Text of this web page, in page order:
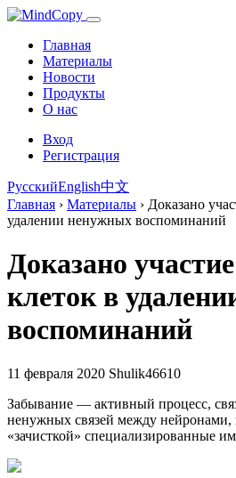
Главная
Материалы
Новости
Продукты
О нас
Вход
Регистрация
РусскийEnglish中文
Главная › Материалы › Доказано
удалении ненужных воспоминаний
Доказано
клеток в
воспоминаний
11 февраля 2020 Shulik46610
Забывание — активный процесс,
ненужных связей между нейронами,
«зачисткой» специализированные